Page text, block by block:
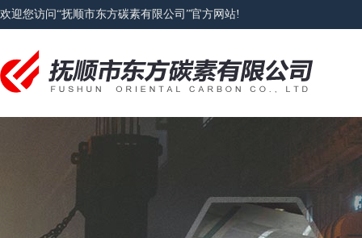
欢迎您访问“抚顺市东方碳素有限公司”官方网站!